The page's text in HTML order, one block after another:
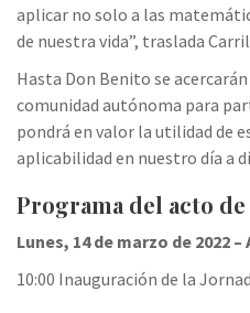
aplicar no solo a las
de nuestra vida”, traslada
Hasta Don Benito se
comunidad autónoma para
pondrá en valor la utilidad de
aplicabilidad en nuestro día a
Programa del acto
Lunes, 14 de marzo de 2022
10:00 Inauguración de la